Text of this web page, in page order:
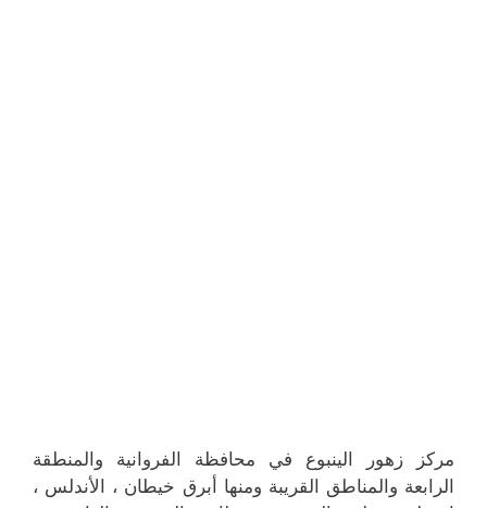
مركز زهور الينبوع في محافظة الفروانية والمنطقة
الرابعة والمناطق القريبة ومنها أبرق خيطان ، الأندلس ،